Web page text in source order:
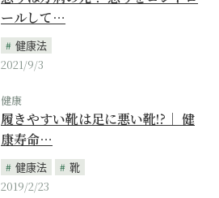
ールして…
健康法
2021/9/3
健康
履きやすい靴は足に悪い靴!?｜ 健
康寿命…
健康法
靴
2019/2/23